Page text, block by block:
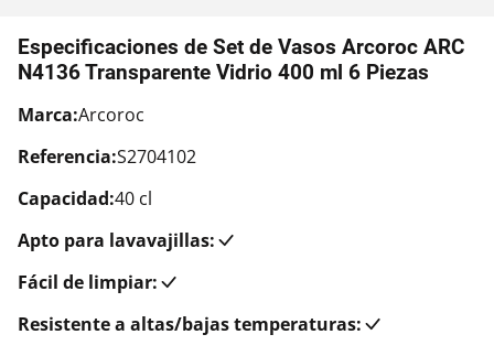
Especificaciones de Set de Vasos Arcoroc ARC
N4136 Transparente Vidrio 400 ml 6 Piezas
Marca:Arcoroc
Referencia:S2704102
Capacidad:40 cl
Apto para lavavajillas:
Fácil de limpiar:
Resistente a altas/bajas temperaturas: